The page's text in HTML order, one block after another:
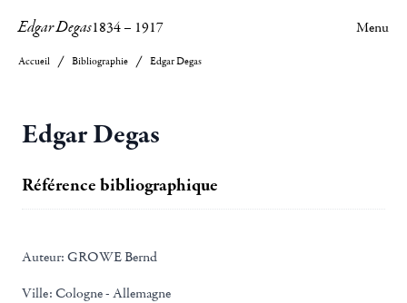
Edgar Degas1834– 1917 Menu
Accueil Bibliographie Edgar Degas
Edgar Degas
Référence bibliographique
Auteur: GROWE Bernd
Ville: Cologne - Allemagne